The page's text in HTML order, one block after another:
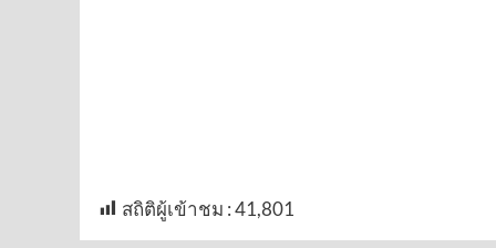
สถิติผู้เข้าชม :41,801